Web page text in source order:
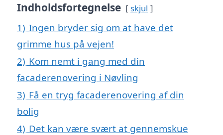
Indholdsfortegnelse skjul
1) Ingen bryder sig om at have det
grimme hus på vejen!
2) Kom nemt i gang med din
facaderenovering i Nøvling
3) Få en tryg facaderenovering af din
bolig
4) Det kan være svært at gennemskue